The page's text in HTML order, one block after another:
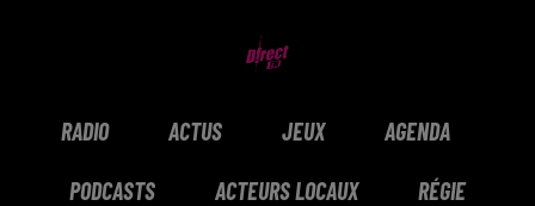
RADIO ACTUS JEUX AGENDA
PODCASTS ACTEURS LOCAUX RÉGIE